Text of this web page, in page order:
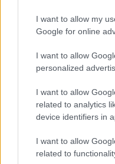
I want to allow my
Google for online
I want to allow
personalized
I want to allow
related to analytics
device identifiers in
I want to allow
related to
„Dominikán
kormányzat vagy
személyes
rácsok mögött. Az
társadalmi
elítélhetnek tíz évre
gyilkos – ha
persze pénze – akár